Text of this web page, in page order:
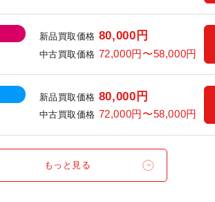
新品買取価格 80,000円
中古買取価格 72,000円〜58,000円
新品買取価格 80,000円
中古買取価格 72,000円〜58,000円
もっと見る